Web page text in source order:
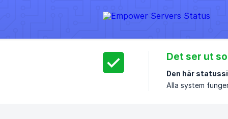
Det ser ut
Den här
Alla system